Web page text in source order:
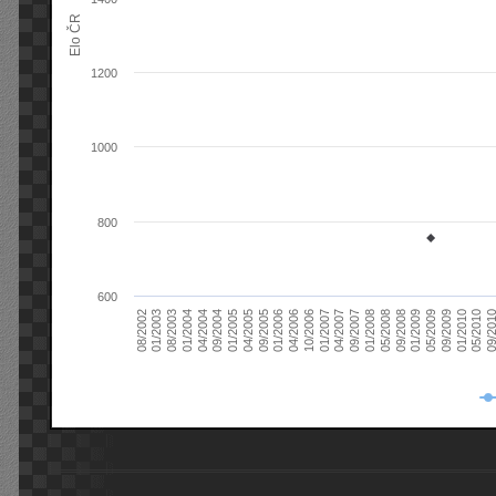
Elo ČR
08/200201/200308/200301/200404/200409/200401/200504/200509/200501/200604/200610/200601/200704/200709/200701/200805/200809/200801/200905/200909/200901/201005/201009/
600
800
1000
1200